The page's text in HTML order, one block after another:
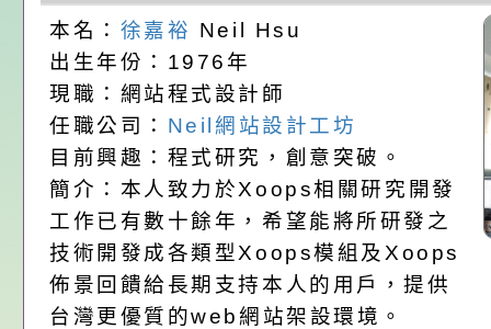
列講座及成長團體」
辦理「115年度教育
前教育署辦理性別平
置課程與教學人才庫
畫」一案， 請教師
請，請查照。
公告:桃園市政府腸
施問答集
轉知:桃園市交通局
減碳存摺2.0」全民
桃園市政府家庭教育
年度祖孫樂淘桃－祖
祝活動」海報電子檔
位協助鼓勵所屬同仁
轉知有關銓敘部建置
員退休所得重審後實
算器」，公立學校退
「2026桃園市孔廟
動—儒門初開 智慧
桃園市政府家庭教育
本名： 徐嘉裕 Neil Hsu
出生年份：1976年
現職：網站程式設計師
任職公司： Neil網站設計工坊
目前興趣：程式研究，創意突破。
簡介：本人致力於Xoops相關研究開發
工作已有數十餘年，希望能將所研發之
技術開發成各類型Xoops模組及Xoops
佈景回饋給長期支持本人的用戶，提供
台灣更優質的web網站架設環境。